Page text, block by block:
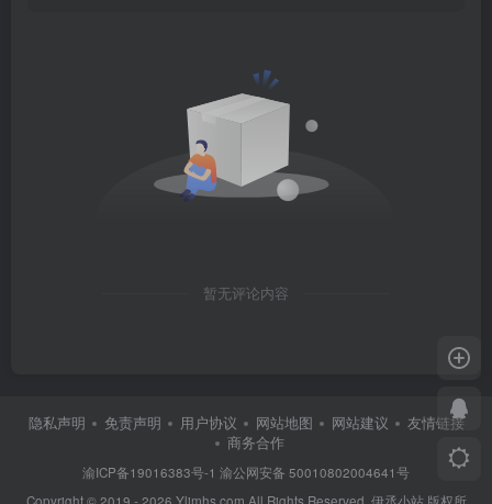
暂无评论内容
隐私声明 免责声明 用户协议 网站地图 网站建议
友情链接
商务合作
渝ICP备19016383号-1 渝公网安备 50010802004641号